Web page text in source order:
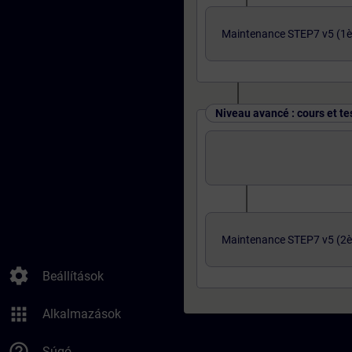
settings Beállítások
apps Alkalmazások
Maintenance STEP7 v5
Niveau avancé : cours et
Maintenance STEP7 v5